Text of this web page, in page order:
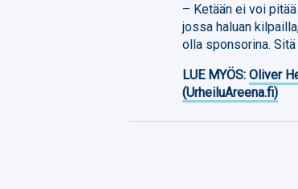
– Ketään ei voi
jossa haluan
olla sponsorina.
LUE MYÖS:Oliver
(UrheiluAreena.fi)